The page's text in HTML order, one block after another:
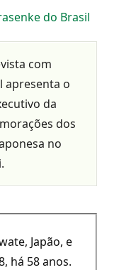
do Brasil
com
apresenta o
da
dos
no
Japão, e
há 58 anos.